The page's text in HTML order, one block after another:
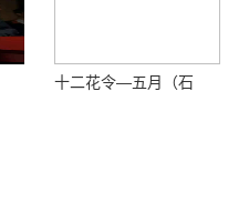
十二花令—五月（石